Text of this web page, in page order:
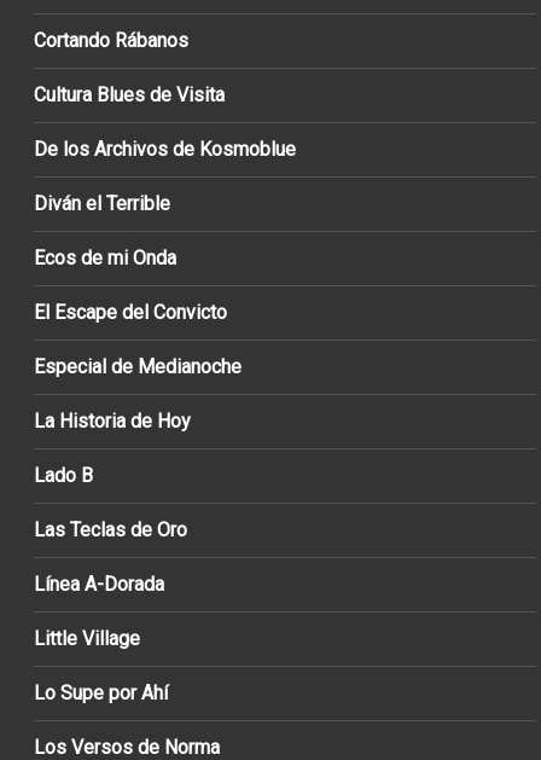
Cortando Rábanos
Cultura Blues de Visita
De los Archivos de Kosmoblue
Diván el Terrible
Ecos de mi Onda
El Escape del Convicto
Especial de Medianoche
La Historia de Hoy
Lado B
Las Teclas de Oro
Línea A-Dorada
Little Village
Lo Supe por Ahí
Los Versos de Norma